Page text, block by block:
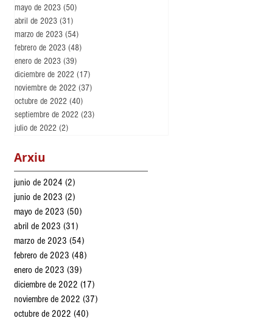
mayo de 2023 (50)
abril de 2023 (31)
marzo de 2023 (54)
febrero de 2023 (48)
enero de 2023 (39)
diciembre de 2022 (17)
noviembre de 2022 (37)
octubre de 2022 (40)
septiembre de 2022 (23)
julio de 2022 (2)
Arxiu
junio de 2024 (2)
junio de 2023 (2)
mayo de 2023 (50)
abril de 2023 (31)
marzo de 2023 (54)
febrero de 2023 (48)
enero de 2023 (39)
diciembre de 2022 (17)
noviembre de 2022 (37)
octubre de 2022 (40)